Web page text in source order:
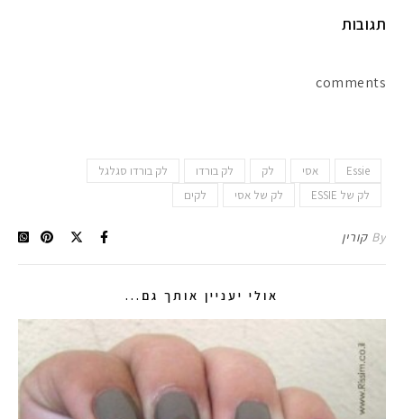
תגובות
comments
Essie אסי לק לק בורדו
לק בורדו סגלגל
לק של ESSIE
לק של אסי לקים
By קורין
אולי יעניין אותך גם...